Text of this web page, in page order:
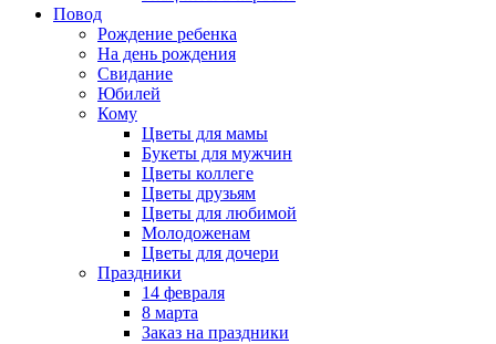
Повод
Рождение ребенка
На день рождения
Свидание
Юбилей
Кому
Цветы для мамы
Букеты для мужчин
Цветы коллеге
Цветы друзьям
Цветы для любимой
Молодоженам
Цветы для дочери
Праздники
14 февраля
8 марта
Заказ на праздники